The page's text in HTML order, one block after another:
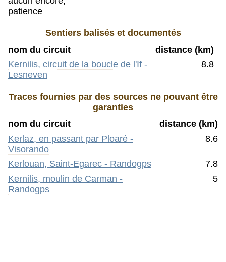
patience
Sentiers balisés et documentés
nom du circuit
distance (km)
Kernilis, circuit de la boucle de l'If -
Lesneven
8.8
Traces fournies par des sources ne pouvant être
garanties
nom du circuit
distance (km)
Kerlaz, en passant par Ploaré -
Visorando
8.6
Kerlouan, Saint-Egarec - Randogps
7.8
Kernilis, moulin de Carman -
Randogps
5